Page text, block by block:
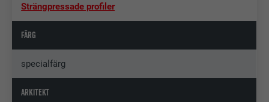
Strängpressade profiler
FÄRG
specialfärg
ARKITEKT